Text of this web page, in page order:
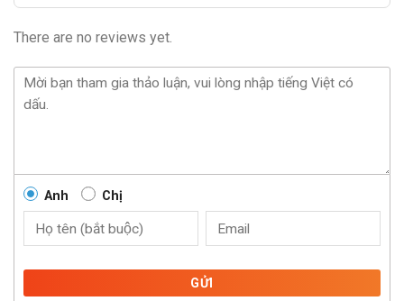
There are no reviews yet.
Anh Chị
GỬI